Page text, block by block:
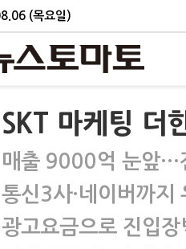
(목요일)
SKT 마케팅 더
매출 9000억 눈앞…
통신3사·네이버까
광고요금으로 진입